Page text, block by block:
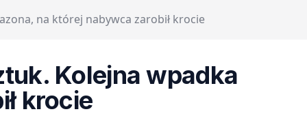
na której nabywca zarobił krocie
Kolejna wpadka
krocie